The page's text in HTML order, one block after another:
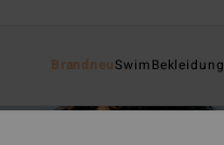
BrandneuSwimBekleidung